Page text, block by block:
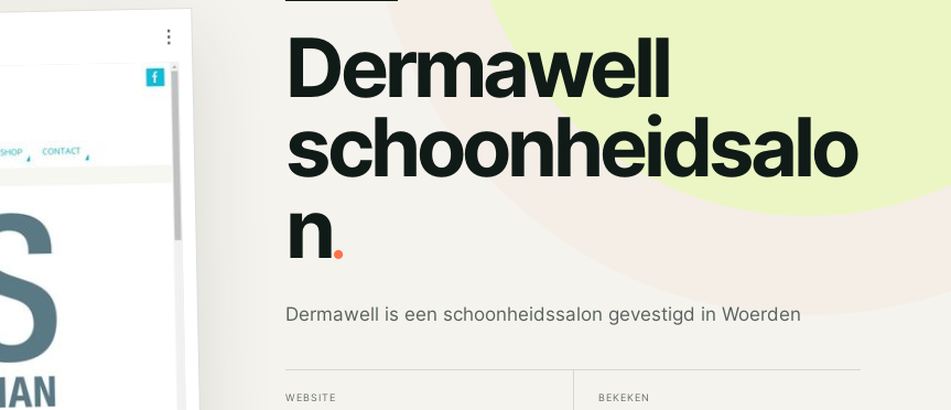
⋮
Dermawell
schoonheidsalo
n.
Dermawell is een schoonheidssalon gevestigd in Woerden
WEBSITE BEKEKEN